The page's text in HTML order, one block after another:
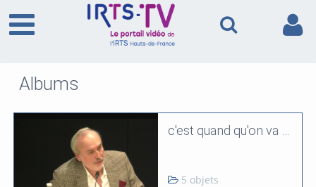
Albums
5 objets